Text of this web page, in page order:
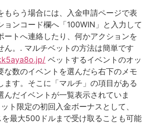
もらう場合には、入金申請ページで表
ョンコード欄へ「100WIN」と入力して
ートへ連絡したり、何かアクションを
ん。. マルチベットの方法は簡単です
ベットするイベントのオッ
な数のイベントを選んだら右下のメモ
ます。そこに「マルチ」の項目がある
んだイベントが一覧表示されていま
ト限定の初回入金ボーナスとして、
最大500ドルまで受け取ることも可能